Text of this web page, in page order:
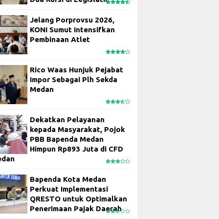
Jelang Porprovsu 2026,
KONI Sumut Intensifkan
Pembinaan Atlet
Rico Waas Hunjuk Pejabat
Impor Sebagai Plh Sekda
Medan
Dekatkan Pelayanan
kepada Masyarakat, Pojok
PBB Bapenda Medan
Himpun Rp893 Juta di CFD
Bapenda Kota Medan
Perkuat Implementasi
QRESTO untuk Optimalkan
Penerimaan Pajak Daerah